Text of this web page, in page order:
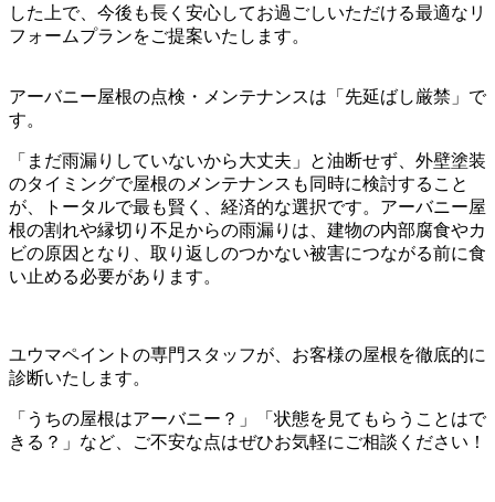
した上で、今後も長く安心してお過ごしいただける最適なリ
フォームプランをご提案いたします。
アーバニー屋根の点検・メンテナンスは「先延ばし厳禁」で
す。
「まだ雨漏りしていないから大丈夫」と油断せず、外壁塗装
のタイミングで屋根のメンテナンスも同時に検討すること
が、トータルで最も賢く、経済的な選択です。アーバニー屋
根の割れや縁切り不足からの雨漏りは、建物の内部腐食やカ
ビの原因となり、取り返しのつかない被害につながる前に食
い止める必要があります。
ユウマペイントの専門スタッフが、お客様の屋根を徹底的に
診断いたします。
「うちの屋根はアーバニー？」「状態を見てもらうことはで
きる？」など、ご不安な点はぜひお気軽にご相談ください！